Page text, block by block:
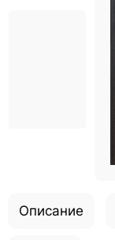
Описание